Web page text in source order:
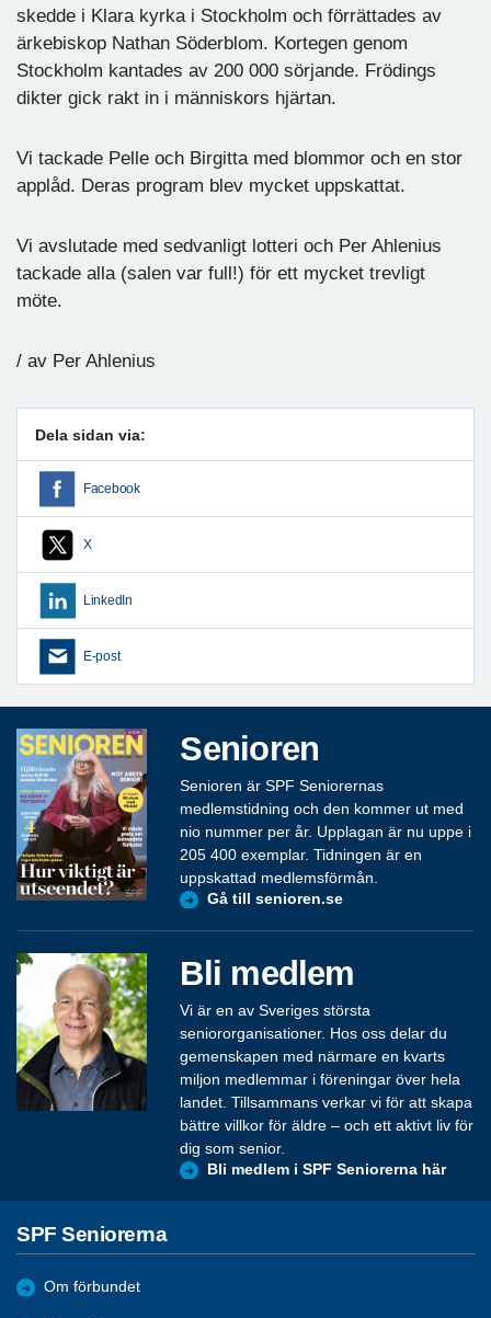
skedde i Klara kyrka i Stockholm och förrättades av
ärkebiskop Nathan Söderblom. Kortegen genom
Stockholm kantades av 200 000 sörjande. Frödings
dikter gick rakt in i människors hjärtan.
Vi tackade Pelle och Birgitta med blommor och en stor
applåd. Deras program blev mycket uppskattat.
Vi avslutade med sedvanligt lotteri och Per Ahlenius
tackade alla (salen var full!) för ett mycket trevligt
möte.
/ av Per Ahlenius
Dela sidan via:
Facebook
X
LinkedIn
E-post
Senioren
Senioren är SPF Seniorernas
medlemstidning och den kommer ut med
nio nummer per år. Upplagan är nu uppe i
205 400 exemplar. Tidningen är en
uppskattad medlemsförmån.
Gå till senioren.se
Bli medlem
Vi är en av Sveriges största
seniororganisationer. Hos oss delar du
gemenskapen med närmare en kvarts
miljon medlemmar i föreningar över hela
landet. Tillsammans verkar vi för att skapa
bättre villkor för äldre – och ett aktivt liv för
dig som senior.
Bli medlem i SPF Seniorerna här
SPF Seniorerna
Om förbundet